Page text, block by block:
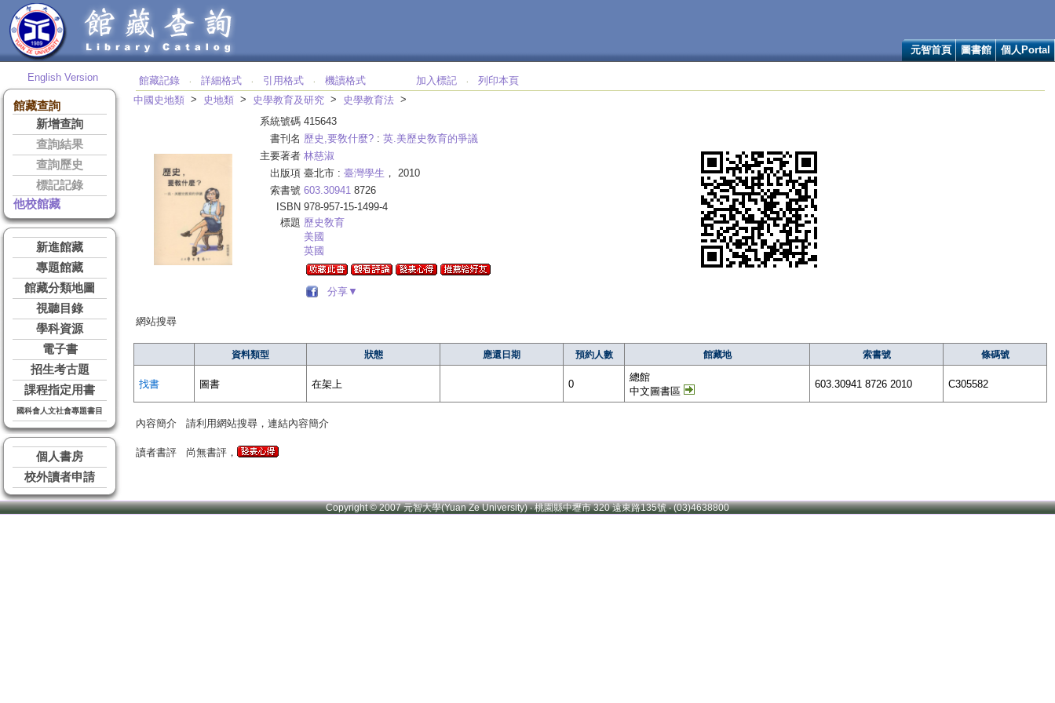
元智首頁 圖書館 個人Portal
English Version
館藏查詢
新增查詢
查詢結果
查詢歷史
標記記錄
他校館藏
新進館藏
專題館藏
館藏分類地圖
視聽目錄
學科資源
電子書
招生考古題
課程指定用書
國科會人文社會專題書目
個人書房
校外讀者申請
館藏記錄 ‧ 詳細格式 ‧ 引用格式 ‧ 機讀格式 加入標記 ‧
列印本頁
中國史地類 > 史地類 > 史學教育及研究 > 史學教育法 >
系統號碼 415643
書刊名 歷史,要敎什麼? : 英.美歷史敎育的爭議
主要著者 林慈淑
出版項 臺北市 : 臺灣學生 ， 2010
索書號 603.30941 8726
ISBN 978-957-15-1499-4
標題 歷史敎育
美國
英國
分享▼
網站搜尋
資料類型 狀態 應還日期 預約人數 館藏地 索書號 條碼號
找書 圖書 在架上 0
總館
中文圖書區
603.30941 8726 2010 C305582
內容簡介 請利用網站搜尋，連結內容簡介
讀者書評 尚無書評，
Copyright © 2007 元智大學(Yuan Ze University) ‧ 桃園縣中壢市 320 遠東路135號 ‧ (03)4638800